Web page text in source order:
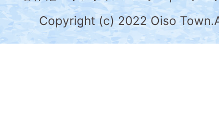
県
の
Copyright (c) 2022 Oiso